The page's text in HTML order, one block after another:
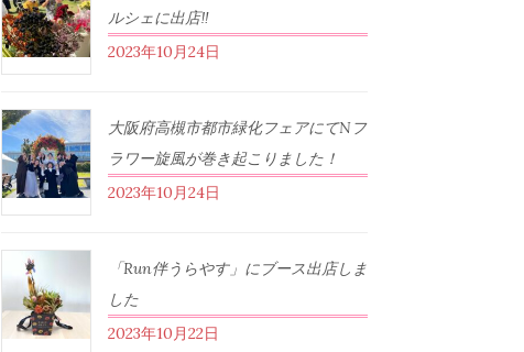
ルシェに出店‼︎
2023年10月24日
大阪府高槻市都市緑化フェアにてNフ
ラワー旋風が巻き起こりました！
2023年10月24日
「Run伴うらやす」にブース出店しま
した
2023年10月22日